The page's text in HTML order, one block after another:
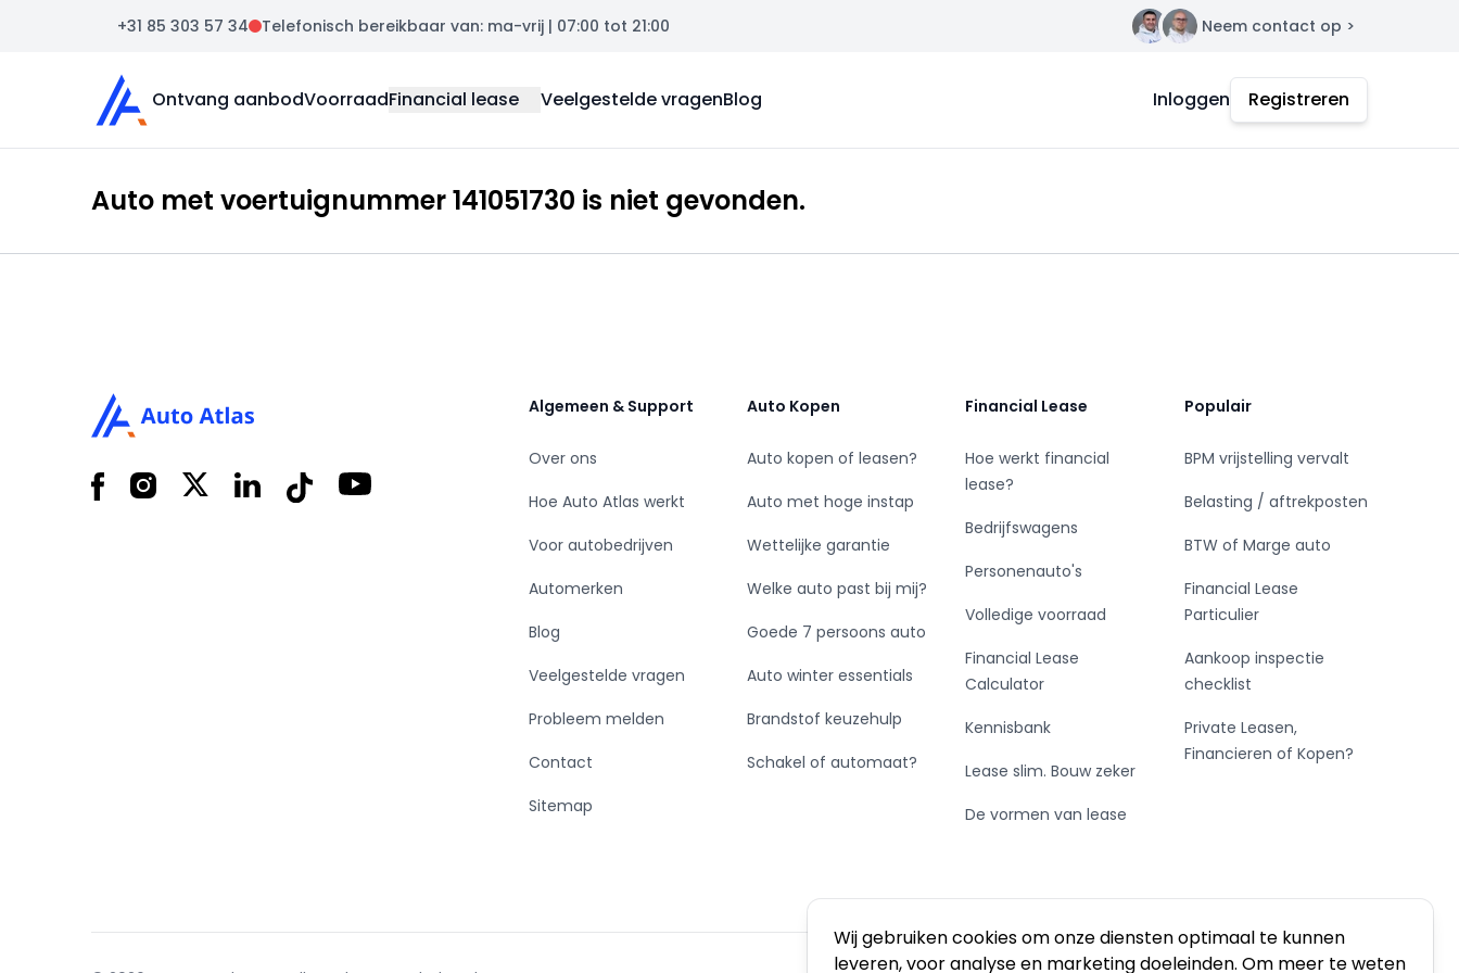
Wij gebruiken cookies om onze diensten optimaal te kunnen
leveren, voor analyse en marketing doeleinden. Om meer te weten
+31 85 303 57 34 Telefonisch bereikbaar van: ma-vrij | 07:00 tot 21:00 Contact Neem contact op >
Auto Atlas
Ontvang aanbodVoorraadFinancial lease Veelgestelde vragenBlog Inloggen Registreren
Auto met voertuignummer 141051730 is niet gevonden.
FacebookInstagram
X LinkedInTiktok YouTube
Algemeen & Support
Over ons
Hoe Auto Atlas werkt
Voor autobedrijven
Automerken
Blog
Veelgestelde vragen
Probleem melden
Contact
Sitemap
Auto Kopen
Auto kopen of leasen?
Auto met hoge instap
Wettelijke garantie
Welke auto past bij mij?
Goede 7 persoons auto
Auto winter essentials
Brandstof keuzehulp
Schakel of automaat?
Financial Lease
Hoe werkt financial
lease?
Bedrijfswagens
Personenauto's
Volledige voorraad
Financial Lease
Calculator
Kennisbank
Lease slim. Bouw zeker
De vormen van lease
Populair
BPM vrijstelling vervalt
Belasting / aftrekposten
BTW of Marge auto
Financial Lease
Particulier
Aankoop inspectie
checklist
Private Leasen,
Financieren of Kopen?